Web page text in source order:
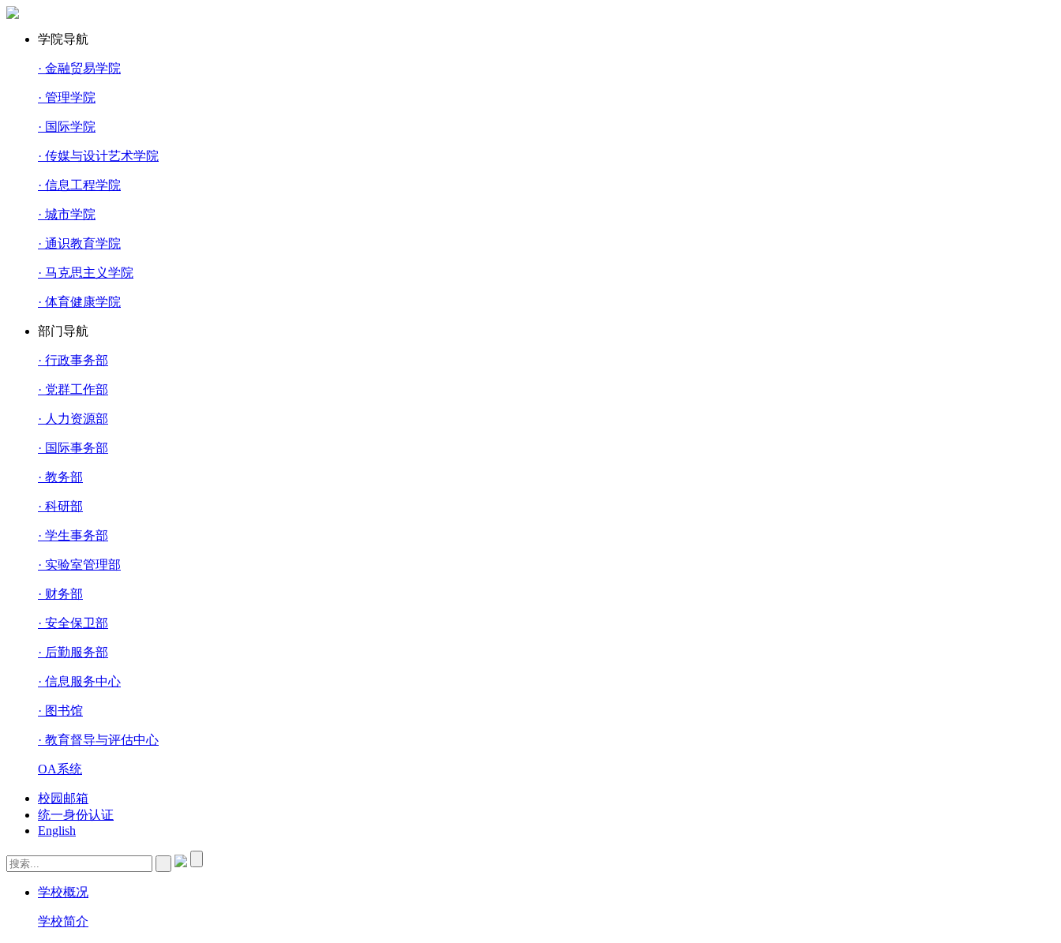
学院导航
· 金融贸易学院
· 管理学院
· 国际学院
· 传媒与设计艺术学院
· 信息工程学院
· 城市学院
· 通识教育学院
· 马克思主义学院
· 体育健康学院
部门导航
· 行政事务部
· 党群工作部
· 人力资源部
· 国际事务部
· 教务部
· 科研部
· 学生事务部
· 实验室管理部
· 财务部
· 安全保卫部
· 后勤服务部
· 信息服务中心
· 图书馆
· 教育督导与评估中心
OA系统
校园邮箱
统一身份认证
English
学校概况
学校简介